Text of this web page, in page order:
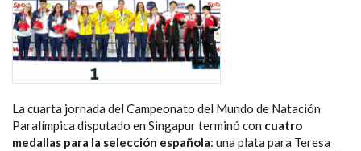
La cuarta jornada del Campeonato del Mundo de Natación
Paralímpica disputado en Singapur terminó con cuatro
medallas para la selección española: una plata para Teresa